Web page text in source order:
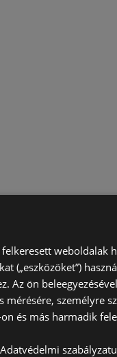
weboldalak
(„eszközöket”)
Az ön
mérésére, személyre
és más harmadik